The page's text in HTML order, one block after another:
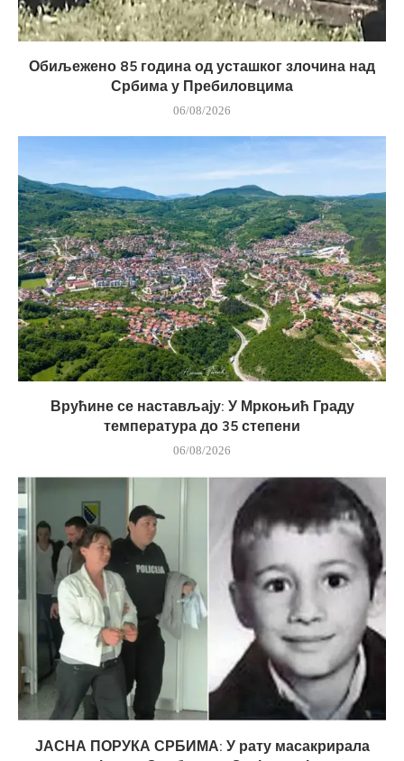
Обиљежено 85 година од усташког злочина над
Србима у Пребиловцима
06/08/2026
Врућине се настављају: У Мркоњић Граду
температура до 35 степени
06/08/2026
ЈАСНА ПОРУКА СРБИМА: У рату масакрирала